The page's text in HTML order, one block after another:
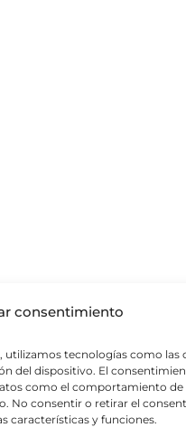
consentimiento
utilizamos tecnologías como las
del dispositivo. El
como el comportamiento de
No consentir o retirar el
características y funciones.